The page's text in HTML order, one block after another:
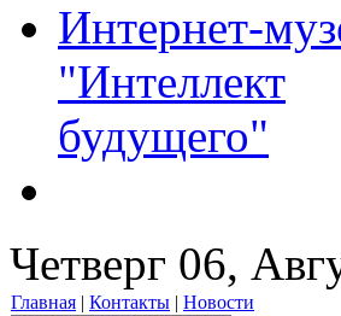
Интернет-
"Интеллект
будущего"
Четверг 06,
Главная | Контакты | Новости